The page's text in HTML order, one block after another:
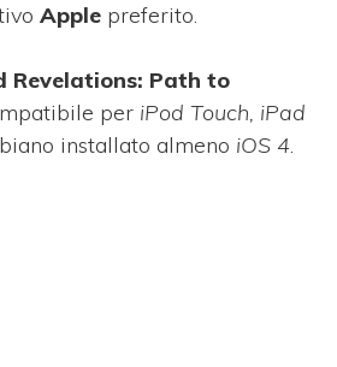
Apple preferito.
Revelations: Path to
per iPod Touch, iPad
installato almeno iOS 4.